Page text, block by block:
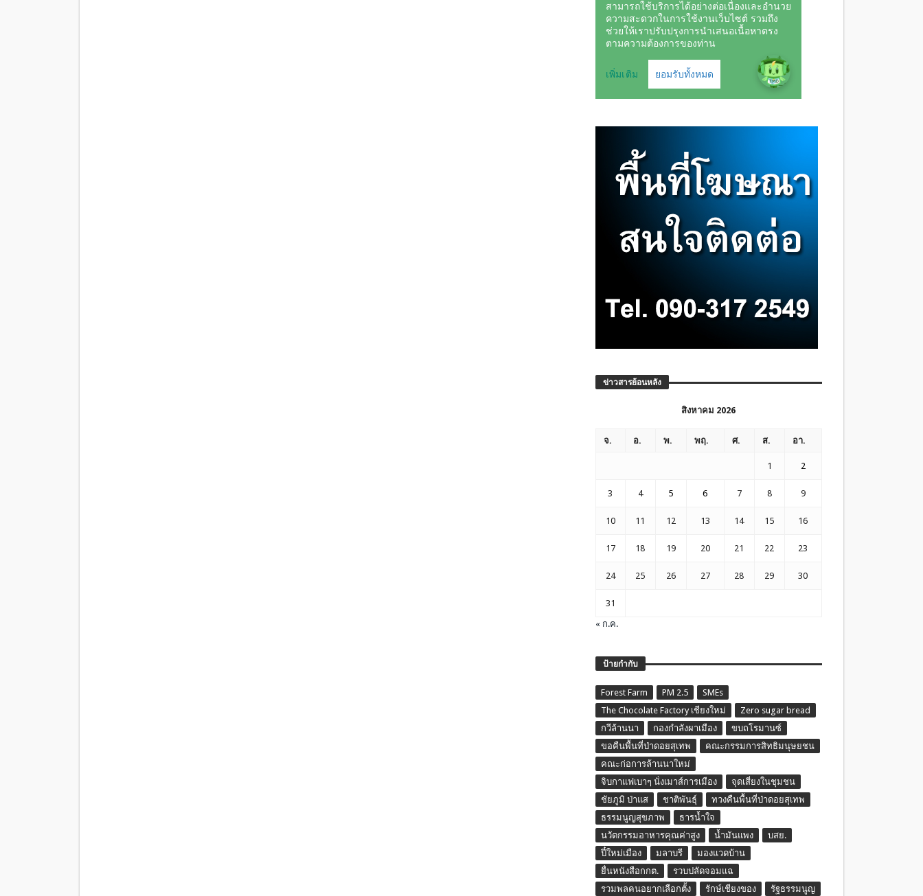
ข่าวสารย้อนหลัง
สิงหาคม 2026
จ. อ. พ. พฤ. ศ. ส. อา.
1 2
3 4 5 6 7 8 9
10 11 12 13 14 15 16
17 18 19 20 21 22 23
24 25 26 27 28 29 30
31
« ก.ค.
ป้ายกำกับ
Forest Farm PM 2.5
SMEs
The Chocolate Factory เชียงใหม่
Zero sugar bread
กวีล้านนา
กองกำลังผาเมือง
ขบถโรมานซ์
ขอคืนพื้นที่ป่าดอยสุเทพ
คณะกรรมการสิทธิมนุษยชน
คณะก่อการล้านนาใหม่
จิบกาแฟเบาๆ นั่งเมาส์การเมือง
จุดเสี่ยงในชุมชน
ชัยภูมิ ป่าแส
ชาติพันธุ์
ทวงคืนพื้นที่ป่าดอยสุเทพ
ธรรมนูญสุขภาพ
ธารน้ำใจ
นวัตกรรมอาหารคุณค่าสูง
น้ำมันแพง
บสย.
ปี๋ใหม่เมือง
มลาบรี
มองแวดบ้าน
ยื่นหนังสือกกต.
รวบปลัดจอมแฉ
รวมพลคนอยากเลือกตั้ง
รักษ์เชียงของ รัฐธรรมนูญ